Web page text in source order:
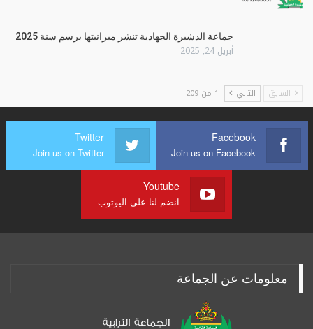
جماعة الدشيرة الجهادية تنشر ميزانيتها برسم سنة 2025
أبريل 24, 2025
السابق التالي 1 من 209
Facebook
Join us on Facebook
Twitter
Join us on Twitter
Youtube
انضم لنا على اليوتوب
معلومات عن الجماعة